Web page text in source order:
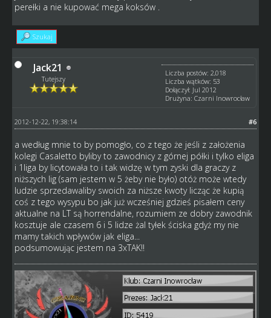
perełki a nie kupować mega koksów .
Szukaj
Jack21
Tutejszy
Liczba postów: 2,018
Liczba wątków: 53
Dołączył: Jul 2012
Drużyna: Czarni Inowrocław
#6
2012-12-22, 19:38:14
a według mnie to by pomogło, co z tego że jeśli z założenia
kolegi Casaletto byliby to zawodnicy z górnej półki i tylko eliga
i 1liga by licytowała to i tak widzę w tym zyski dla graczy z
niższych lig (sam jestem w 5 żeby nie było) otóż może wtedy
ludzie sprzedawaliby swoich za niższe kwoty licząc że kupią
coś z tego wysypu bo jak już wcześniej gdzieś pisałem ceny
aktualne na LT są horrendalne, rozumiem ze dobry zawodnik
kosztuje ale czasem 6 i 5 lidze żal tyłek ściska gdyż my nie
mamy takich wpływów jak eliga...
podsumowując jestem na 3xTAK!!